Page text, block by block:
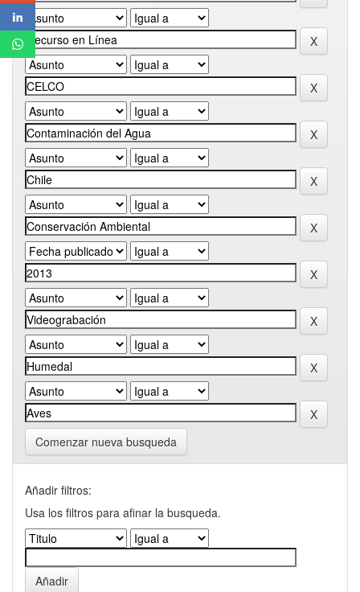
Comenzar nueva busqueda
Añadir filtros:
Usa los filtros para afinar la busqueda.